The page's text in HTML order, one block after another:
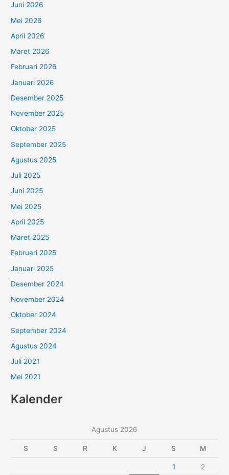
Juni 2026
Mei 2026
April 2026
Maret 2026
Februari 2026
Januari 2026
Desember 2025
November 2025
Oktober 2025
September 2025
Agustus 2025
Juli 2025
Juni 2025
Mei 2025
April 2025
Maret 2025
Februari 2025
Januari 2025
Desember 2024
November 2024
Oktober 2024
September 2024
Agustus 2024
Juli 2021
Mei 2021
Kalender
Agustus 2026
S S R K J S M
1 2